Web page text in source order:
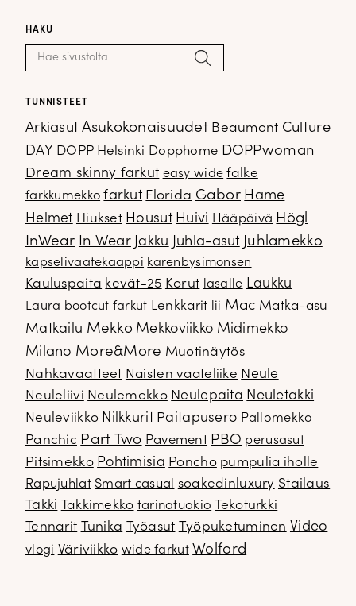
HAKU
Haku: Hae
TUNNISTEET
Arkiasut Asukokonaisuudet Beaumont Culture
DAY DOPP Helsinki Dopphome DOPPwoman
Dream skinny farkut easy wide falke
farkkumekko farkut Florida Gabor Hame
Helmet Hiukset Housut Huivi Hääpäivä Högl
InWear In Wear Jakku Juhla-asut Juhlamekko
kapselivaatekaappi karenbysimonsen
Kauluspaita kevät-25 Korut lasalle Laukku
Laura bootcut farkut Lenkkarit lii Mac Matka-asu
Matkailu Mekko Mekkoviikko Midimekko
Milano More&More Muotinäytös
Nahkavaatteet Naisten vaateliike Neule
Neuleliivi Neulemekko Neulepaita Neuletakki
Neuleviikko Nilkkurit Paitapusero Pallomekko
Panchic Part Two Pavement PBO perusasut
Pitsimekko Pohtimisia Poncho pumpulia iholle
Rapujuhlat Smart casual soakedinluxury Stailaus
Takki
Takkimekko tarinatuokio
Tekoturkki
Tennarit
Tunika Työasut Työpuketuminen Video
vlogi Väriviikko wide farkut Wolford